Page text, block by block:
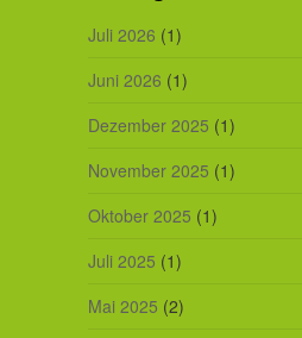
Juli 2026 (1)
Juni 2026 (1)
Dezember 2025 (1)
November 2025 (1)
Oktober 2025 (1)
Juli 2025 (1)
Mai 2025 (2)